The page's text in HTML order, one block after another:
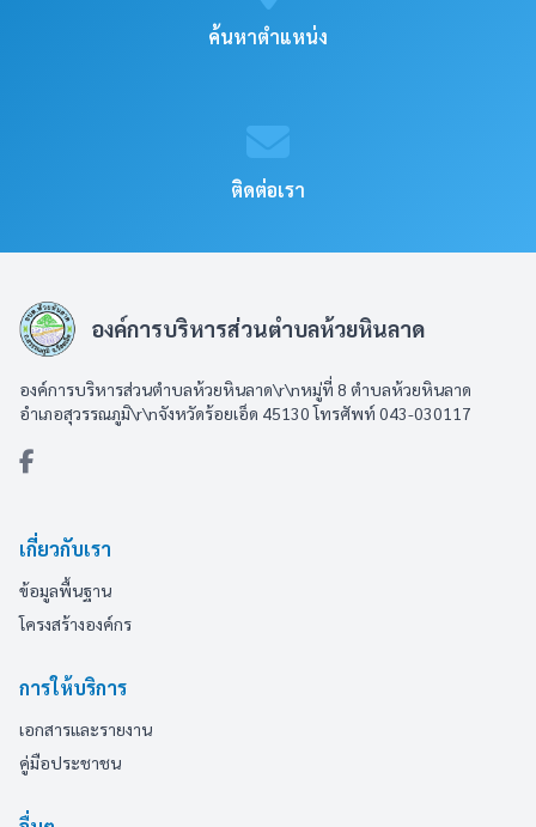
ค้นหาตำแหน่ง
ติดต่อเรา
องค์การบริหารส่วนตำบลห้วยหินลาด
องค์การบริหารส่วนตำบลห้วยหินลาด\r\nหมู่ที่ 8 ตำบลห้วยหินลาด
อำเภอสุวรรณภูมิ\r\nจังหวัดร้อยเอ็ด 45130 โทรศัพท์ 043-030117
เกี่ยวกับเรา
ข้อมูลพื้นฐาน
โครงสร้างองค์กร
การให้บริการ
เอกสารและรายงาน
คู่มือประชาชน